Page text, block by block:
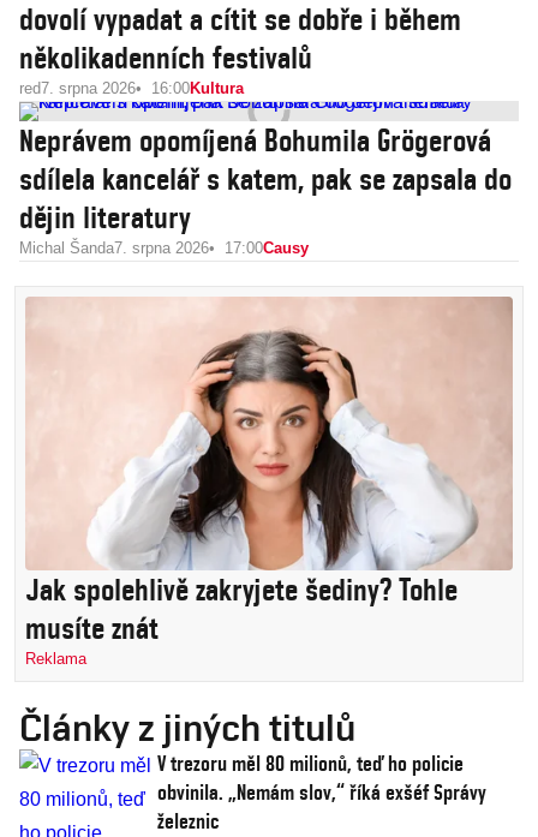
dovolí vypadat a cítit se dobře i během
několikadenních festivalů
red7. srpna 2026 16:00Kultura
Neprávem opomíjená Bohumila Grögerová
sdílela kancelář s katem, pak se zapsala do
dějin literatury
Michal Šanda7. srpna 2026 17:00Causy
Jak spolehlivě zakryjete šediny? Tohle
musíte znát
Reklama
Články z jiných titulů
V trezoru měl 80 milionů, teď ho policie
obvinila. „Nemám slov,“ říká exšéf Správy
železnic